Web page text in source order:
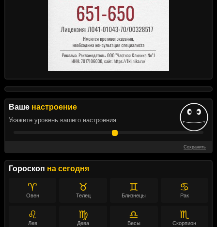
Ваше настроение
Укажите уровень вашего настроения:
Сохранить
Гороскоп на сегодня
♈
Овен
♉
Телец
♊
Близнецы
♋
Рак
♌
Лев
♍
Дева
♎
Весы
♏
Скорпион